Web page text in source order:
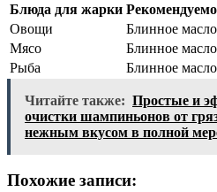
Блюда для жарки
Овощи
Блинное масло
Мясо
Блинное масло
Рыба
Блинное масло
Читайте также: Простые и
очистки шампиньонов от
нежным вкусом в полной
Похожие записи: